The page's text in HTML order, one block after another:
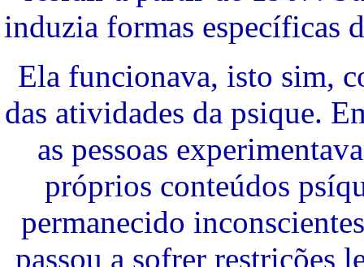
induzia formas específicas
Ela funcionava, isto sim,
das atividades da psique.
as pessoas
próprios conteúdos
permanecido
passou a sofrer restrições